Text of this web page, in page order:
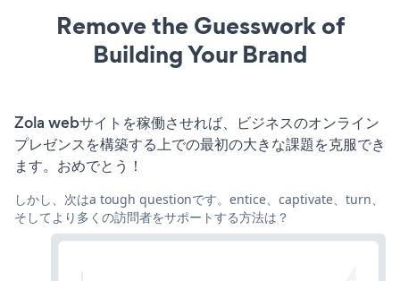
Remove the Guesswork of
Building Your Brand
Zola webサイトを稼働させれば、ビジネスのオンライン
プレゼンスを構築する上での最初の大きな課題を克服でき
ます。おめでとう！
しかし、次はa tough questionです。entice、captivate、turn、
そしてより多くの訪問者をサポートする方法は？